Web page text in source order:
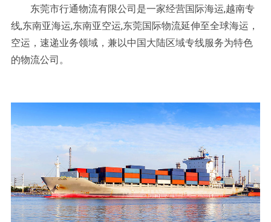
东莞市行通物流有限公司是一家经营国际海运,越南专
线,东南亚海运,东南亚空运,东莞国际物流延伸至全球海运，
空运，速递业务领域，兼以中国大陆区域专线服务为特色
的物流公司。